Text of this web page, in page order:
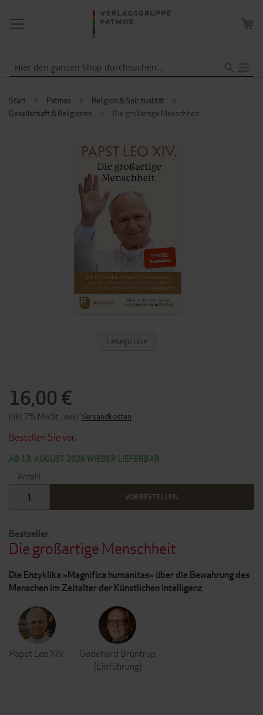
NAVIGATION
UMSCHALTEN
Start Patmos
Religion & Spiritualität
Gesellschaft & Religionen
Die großartige Menschheit
Bestseller
Die großartige Menschheit
Die Enzyklika »Magnifica humanitas« über die Bewahrung des
Menschen im Zeitalter der Künstlichen Intelligenz
Papst Leo XIV.
Godehard Brüntrup
(Einführung)
16,00 €
Inkl. 7% MwSt. exkl. Versandkosten
Bestellen Sie vor.
AB 13. AUGUST 2026 WIEDER LIEFERBAR.
Anzahl
VORBESTELLEN
ENDE
DER
BILDERGALERIE
SPRINGEN
ZUM
ANFANG
Leseprobe